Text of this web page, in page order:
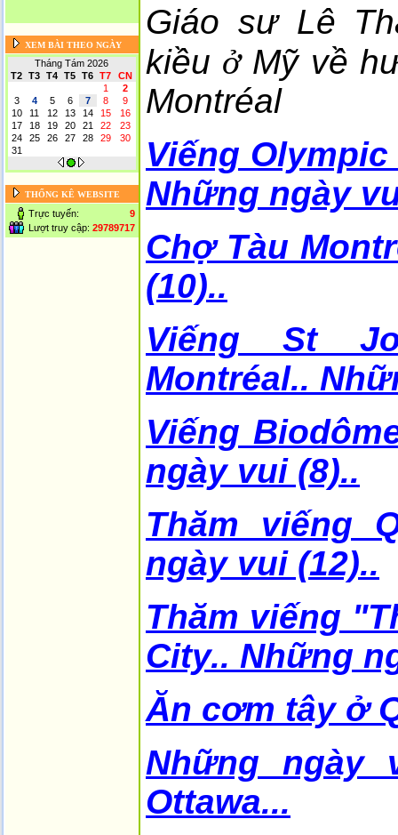
XEM BÀI THEO NGÀY
Tháng Tám 2026
T2
T3 T4 T5 T6 T7
CN
1
2
3
4 5 6 7 8
9
10
11 12 13 14 15
16
17
18 19 20 21 22
23
24
25 26 27 28 29
30
31
THỐNG KÊ WEBSITE
Trực tuyến:
9
Lượt truy cập: 29789717
Giáo sư Lê
kiều ởMỹ về
Montréal
Viếng
Những ngày
Chợ Tàu
(10)..
Viếng St
Montréal..
Viếng
ngày vui (8)..
Thăm viếng
ngày vui (12)..
Thăm viếng
City.. Những
Ăn cơm tây ở
Những ngày
Ottawa...